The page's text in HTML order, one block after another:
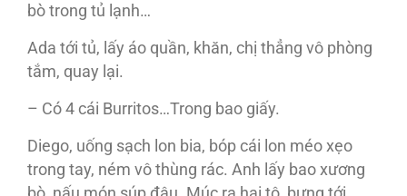
bò trong tủ lạnh…
Ada tới tủ, lấy áo quần, khăn, chị thẳng vô phòng
tắm, quay lại.
– Có 4 cái Burritos…Trong bao giấy.
Diego, uống sạch lon bia, bóp cái lon méo xẹo
trong tay, ném vô thùng rác. Anh lấy bao xương